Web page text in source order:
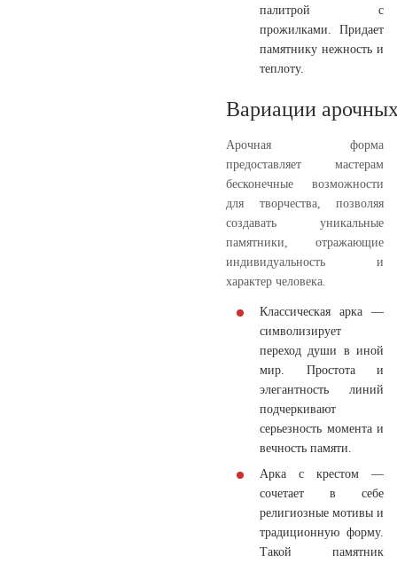
палитрой с
прожилками. Придает
памятнику нежность и
теплоту.
Вариации
Арочная форма
предоставляет мастерам
бесконечные возможности
для творчества, позволяя
создавать уникальные
памятники, отражающие
индивидуальность и
характер человека.
Классическая арка —
символизирует
переход души в иной
мир. Простота и
элегантность линий
подчеркивают
серьезность момента и
вечность памяти.
Арка с крестом —
сочетает в себе
религиозные мотивы и
традиционную форму.
Такой памятник